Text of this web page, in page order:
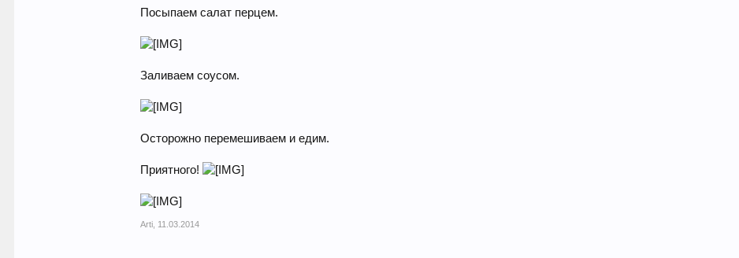
Посыпаем салат перцем.
Заливаем соусом.
Осторожно перемешиваем и едим.
Приятного!
Arti 11.03.2014